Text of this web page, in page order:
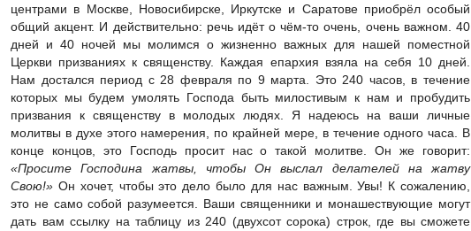
центрами в Москве, Новосибирске, Иркутске и Саратове приобрёл особый
общий акцент. И действительно: речь идёт о чём-то очень, очень важном. 40
дней и 40 ночей мы молимся о жизненно важных для нашей поместной
Церкви призваниях к священству. Каждая епархия взяла на себя 10 дней.
Нам достался период с 28 февраля по 9 марта. Это 240 часов, в течение
которых мы будем умолять Господа быть милостивым к нам и пробудить
призвания к священству в молодых людях. Я надеюсь на ваши личные
молитвы в духе этого намерения, по крайней мере, в течение одного часа. В
конце концов, это Господь просит нас о такой молитве. Он же говорит:
«Просите Господина жатвы, чтобы Он выслал делателей на жатву
Свою!» Он хочет, чтобы это дело было для нас важным. Увы! К сожалению,
это не само собой разумеется. Ваши священники и монашествующие могут
дать вам ссылку на таблицу из 240 (двухсот сорока) строк, где вы сможете